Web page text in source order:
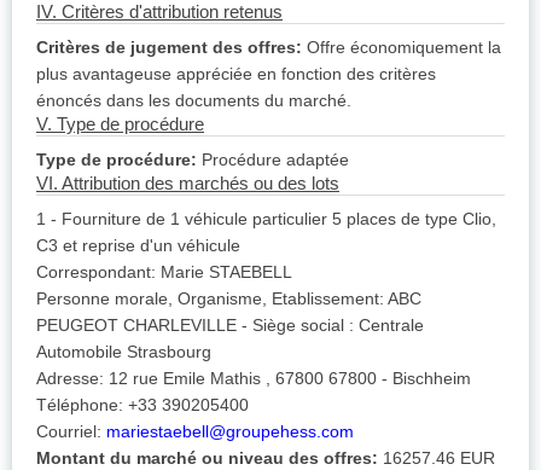
IV. Critères d'attribution retenus
Critères de jugement des offres: Offre économiquement la
plus avantageuse appréciée en fonction des critères
énoncés dans les documents du marché.
V. Type de procédure
Type de procédure: Procédure adaptée
VI. Attribution des marchés ou des lots
1 - Fourniture de 1 véhicule particulier 5 places de type Clio,
C3 et reprise d'un véhicule
Correspondant: Marie STAEBELL
Personne morale, Organisme, Etablissement: ABC
PEUGEOT CHARLEVILLE - Siège social : Centrale
Automobile Strasbourg
Adresse: 12 rue Emile Mathis , 67800 67800 - Bischheim
Téléphone: +33 390205400
Courriel: mariestaebell@groupehess.com
Montant du marché ou niveau des offres: 16257.46 EUR